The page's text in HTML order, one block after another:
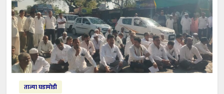
ताज्या घडामोडी